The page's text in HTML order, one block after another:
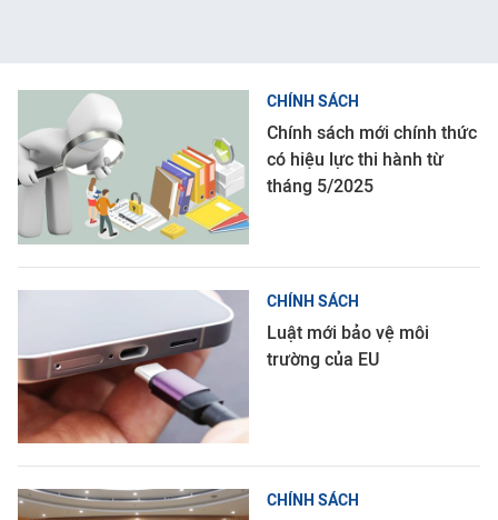
CHÍNH SÁCH
Chính sách mới chính thức
có hiệu lực thi hành từ
tháng 5/2025
CHÍNH SÁCH
Luật mới bảo vệ môi
trường của EU
CHÍNH SÁCH